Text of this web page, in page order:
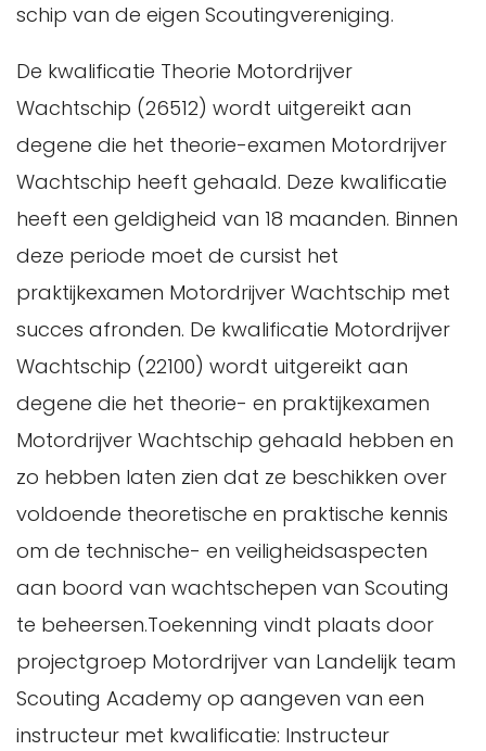
schip van de eigen Scoutingvereniging.
De kwalificatie Theorie Motordrijver
Wachtschip (26512) wordt uitgereikt aan
degene die het theorie-examen Motordrijver
Wachtschip heeft gehaald. Deze kwalificatie
heeft een geldigheid van 18 maanden. Binnen
deze periode moet de cursist het
praktijkexamen Motordrijver Wachtschip met
succes afronden. De kwalificatie Motordrijver
Wachtschip (22100) wordt uitgereikt aan
degene die het theorie- en praktijkexamen
Motordrijver Wachtschip gehaald hebben en
zo hebben laten zien dat ze beschikken over
voldoende theoretische en praktische kennis
om de technische- en veiligheidsaspecten
aan boord van wachtschepen van Scouting
te beheersen.Toekenning vindt plaats door
projectgroep Motordrijver van Landelijk team
Scouting Academy op aangeven van een
instructeur met kwalificatie: Instructeur